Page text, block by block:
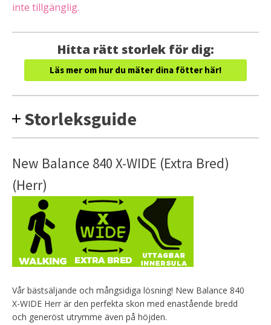
inte tillgänglig.
Hitta rätt storlek för dig:
Läs mer om hur du mäter dina fötter här!
Storleksguide
New Balance 840 X-WIDE (Extra Bred)
(Herr)
Vår bästsäljande och mångsidiga lösning! New Balance 840
X-WIDE Herr är den perfekta skon med enastående bredd
och generöst utrymme även på höjden.